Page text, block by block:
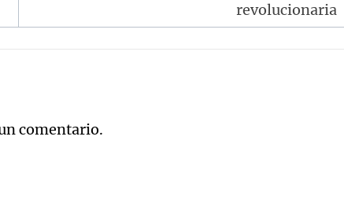
revolucionaria
comentario.